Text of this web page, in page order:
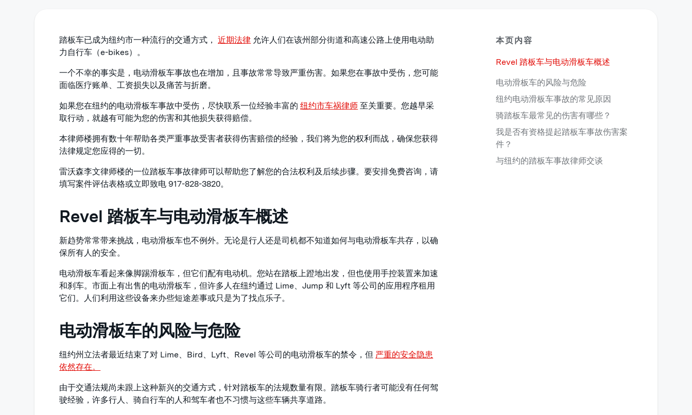
踏板车已成为纽约市一种流行的交通方式，近期法律 允许人们在该州部分街道和高速公路上使用电动助
力自行车（e-bikes）。
一个不幸的事实是，电动滑板车事故也在增加，且事故常常导致严重伤害。如果您在事故中受伤，您可能
面临医疗账单、工资损失以及痛苦与折磨。
如果您在纽约的电动滑板车事故中受伤，尽快联系一位经验丰富的纽约市车祸律师 至关重要。您越早采
取行动，就越有可能为您的伤害和其他损失获得赔偿。
本律师楼拥有数十年帮助各类严重事故受害者获得伤害赔偿的经验，我们将为您的权利而战，确保您获得
法律规定您应得的一切。
雷沃森李文律师楼的一位踏板车事故律师可以帮助您了解您的合法权利及后续步骤。要安排免费咨询，请
填写案件评估表格或立即致电 917-828-3820。
Revel 踏板车与电动滑板车概述
新趋势常常带来挑战，电动滑板车也不例外。无论是行人还是司机都不知道如何与电动滑板车共存，以确
保所有人的安全。
电动滑板车看起来像脚踢滑板车，但它们配有电动机。您站在踏板上蹬地出发，但也使用手控装置来加速
和刹车。市面上有出售的电动滑板车，但许多人在纽约通过 Lime、Jump 和 Lyft 等公司的应用程序租用
它们。人们利用这些设备来办些短途差事或只是为了找点乐子。
电动滑板车的风险与危险
纽约州立法者最近结束了对 Lime、Bird、Lyft、Revel 等公司的电动滑板车的禁令，但 严重的安全隐患
依然存在。
由于交通法规尚未跟上这种新兴的交通方式，针对踏板车的法规数量有限。踏板车骑行者可能没有任何驾
驶经验，许多行人、骑自行车的人和驾车者也不习惯与这些车辆共享道路。
本页内容
Revel 踏板车与电动滑板车概述
电动滑板车的风险与危险
纽约电动滑板车事故的常见原因
骑踏板车最常见的伤害有哪些？
我是否有资格提起踏板车事故伤害案
件？
与纽约的踏板车事故律师交谈